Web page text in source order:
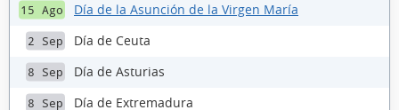
15 Ago Día de la Asunción de la Virgen María
2 Sep Día de Ceuta
8 Sep Día de Asturias
8 Sep Día de Extremadura